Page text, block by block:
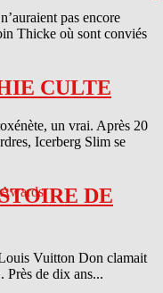
pas encore
Thicke où sont conviés
CULTE
un vrai. Après 20
Icerberg Slim se
DE
Vuitton Don clamait
Près de dix ans...